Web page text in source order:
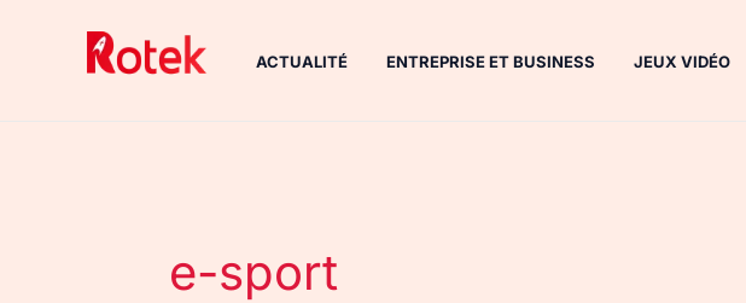
ACTUALITÉ ENTREPRISE ET BUSINESS JEUX VIDÉO
e-sport